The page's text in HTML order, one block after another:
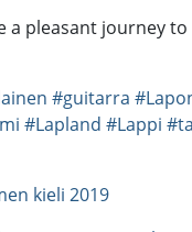
a pleasant journey
#guitarra
#Lapland #Lappi
kieli 2019